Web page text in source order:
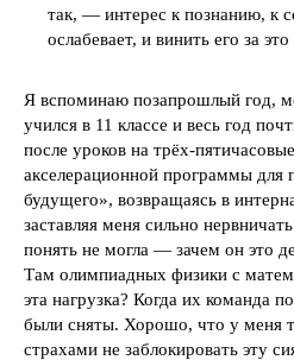
так, — интерес к познанию, к
ослабевает, и винить его за
Я вспоминаю позапрошлый год,
учился в 11 классе и весь год
после уроков на трёх-
акселерационной программы для
будущего», возвращаясь в
заставляя меня сильно
понять не могла — зачем он это
Там олимпиадных физики с
эта нагрузка? Когда их команда
были сняты. Хорошо, что у меня
страхами не заблокировать эту